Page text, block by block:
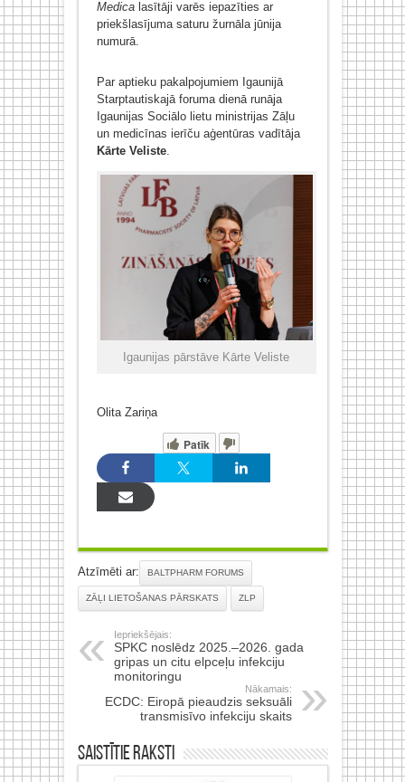
Medicalasītāji varēs iepazīties ar
priekšlasījuma saturu žurnāla jūnija
numurā.
Par aptieku pakalpojumiem Igaunijā
Starptautiskajā foruma dienā runāja
Igaunijas Sociālo lietu ministrijas Zāļu
un medicīnas ierīču aģentūras vadītāja
Kārte Veliste.
Igaunijas pārstāve Kārte Veliste
Olita Zariņa
Patīk
Atzīmēti ar: BALTPHARM FORUMS
ZĀĻI LIETOŠANAS PĀRSKATS ZLP
Iepriekšējais:
SPKC noslēdz 2025.–2026. gada
gripas un citu elpceļu infekciju
monitoringu
Nākamais:
ECDC: Eiropā pieaudzis seksuāli
transmisīvo infekciju skaits
Saistītie raksti